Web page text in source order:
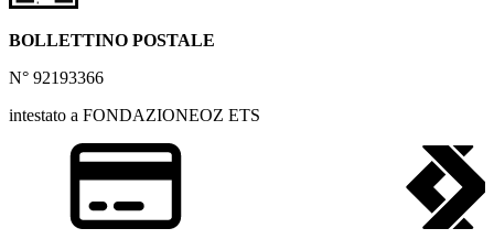
BOLLETTINO POSTALE
N° 92193366
intestato a FONDAZIONEOZ ETS